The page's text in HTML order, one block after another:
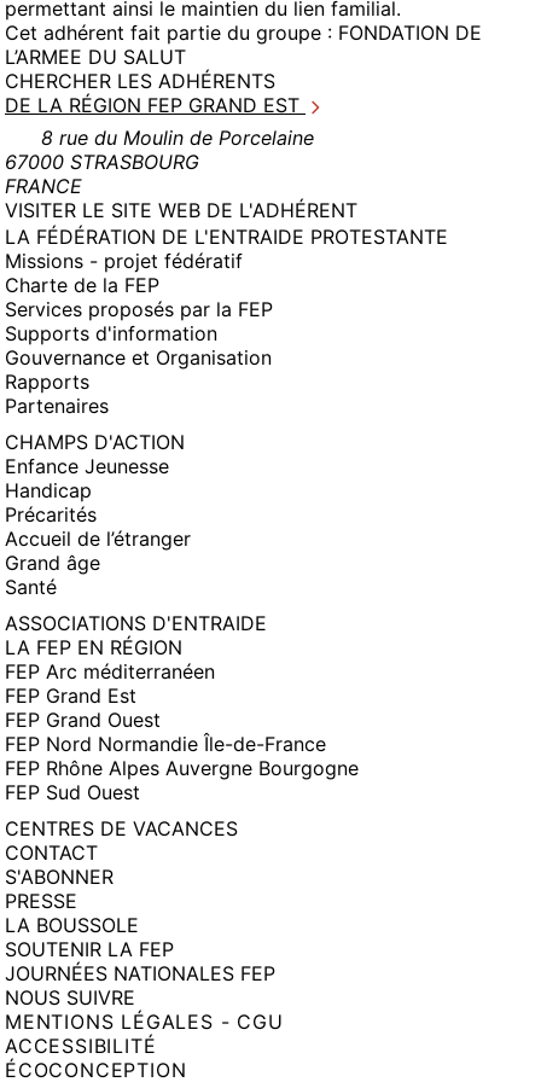
permettant ainsi le maintien du lien familial.
Cet adhérent fait partie du groupe : FONDATION DE
L’ARMEE DU SALUT
CHERCHER LES ADHÉRENTS
DE LA RÉGION FEP GRAND EST
8 rue du Moulin de Porcelaine
67000 STRASBOURG
FRANCE
VISITER LE SITE WEB DE L'ADHÉRENT(NOUVELLE
FENÊTRE)
LA FÉDÉRATION DE L'ENTRAIDE PROTESTANTE
Missions - projet fédératif
Charte de la FEP
Services proposés par la FEP
Supports d'information
Gouvernance et Organisation
Rapports
Partenaires
CHAMPS D'ACTION
Enfance Jeunesse
Handicap
Précarités
Accueil de l’étranger
Grand âge
Santé
ASSOCIATIONS D'ENTRAIDE
LA FEP EN RÉGION
FEP Arc méditerranéen
FEP Grand Est
FEP Grand Ouest
FEP Nord Normandie Île-de-France
FEP Rhône Alpes Auvergne Bourgogne
FEP Sud Ouest
CENTRES DE VACANCES
CONTACT
S'ABONNER
PRESSE
LA BOUSSOLE
SOUTENIR LA FEP
JOURNÉES NATIONALES FEP
NOUS SUIVRE
MENTIONS LÉGALES - CGU
ACCESSIBILITÉ
ÉCOCONCEPTION